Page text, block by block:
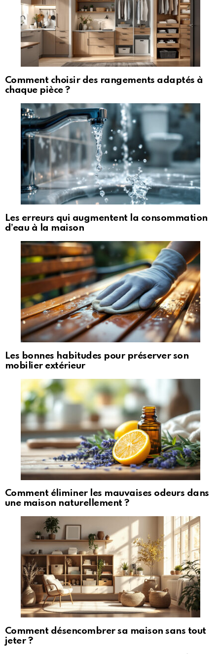
Comment choisir des rangements adaptés à
chaque pièce ?
Les erreurs qui augmentent la consommation
d’eau à la maison
Les bonnes habitudes pour préserver son
mobilier extérieur
Comment éliminer les mauvaises odeurs dans
une maison naturellement ?
Comment désencombrer sa maison sans tout
jeter ?